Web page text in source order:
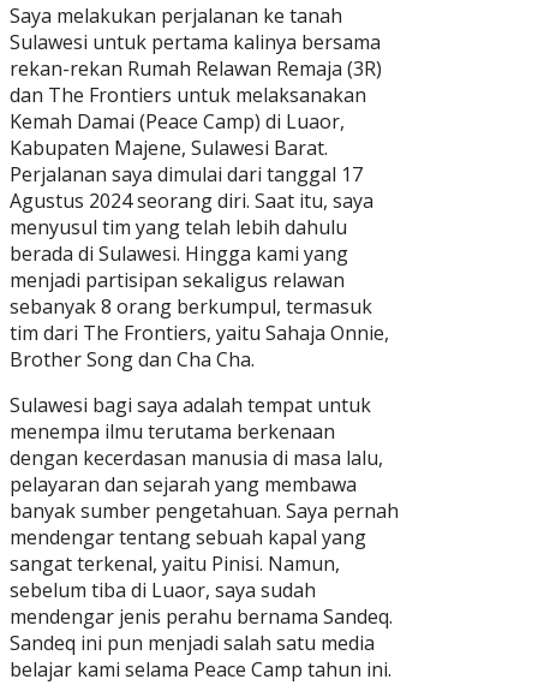
Saya melakukan perjalanan ke tanah
Sulawesi untuk pertama kalinya bersama
rekan-rekan Rumah Relawan Remaja (3R)
dan The Frontiers untuk melaksanakan
Kemah Damai (Peace Camp) di Luaor,
Kabupaten Majene, Sulawesi Barat.
Perjalanan saya dimulai dari tanggal 17
Agustus 2024 seorang diri. Saat itu, saya
menyusul tim yang telah lebih dahulu
berada di Sulawesi. Hingga kami yang
menjadi partisipan sekaligus relawan
sebanyak 8 orang berkumpul, termasuk
tim dari The Frontiers, yaitu Sahaja Onnie,
Brother Song dan Cha Cha.
Sulawesi bagi saya adalah tempat untuk
menempa ilmu terutama berkenaan
dengan kecerdasan manusia di masa lalu,
pelayaran dan sejarah yang membawa
banyak sumber pengetahuan. Saya pernah
mendengar tentang sebuah kapal yang
sangat terkenal, yaitu Pinisi. Namun,
sebelum tiba di Luaor, saya sudah
mendengar jenis perahu bernama Sandeq.
Sandeq ini pun menjadi salah satu media
belajar kami selama Peace Camp tahun ini.